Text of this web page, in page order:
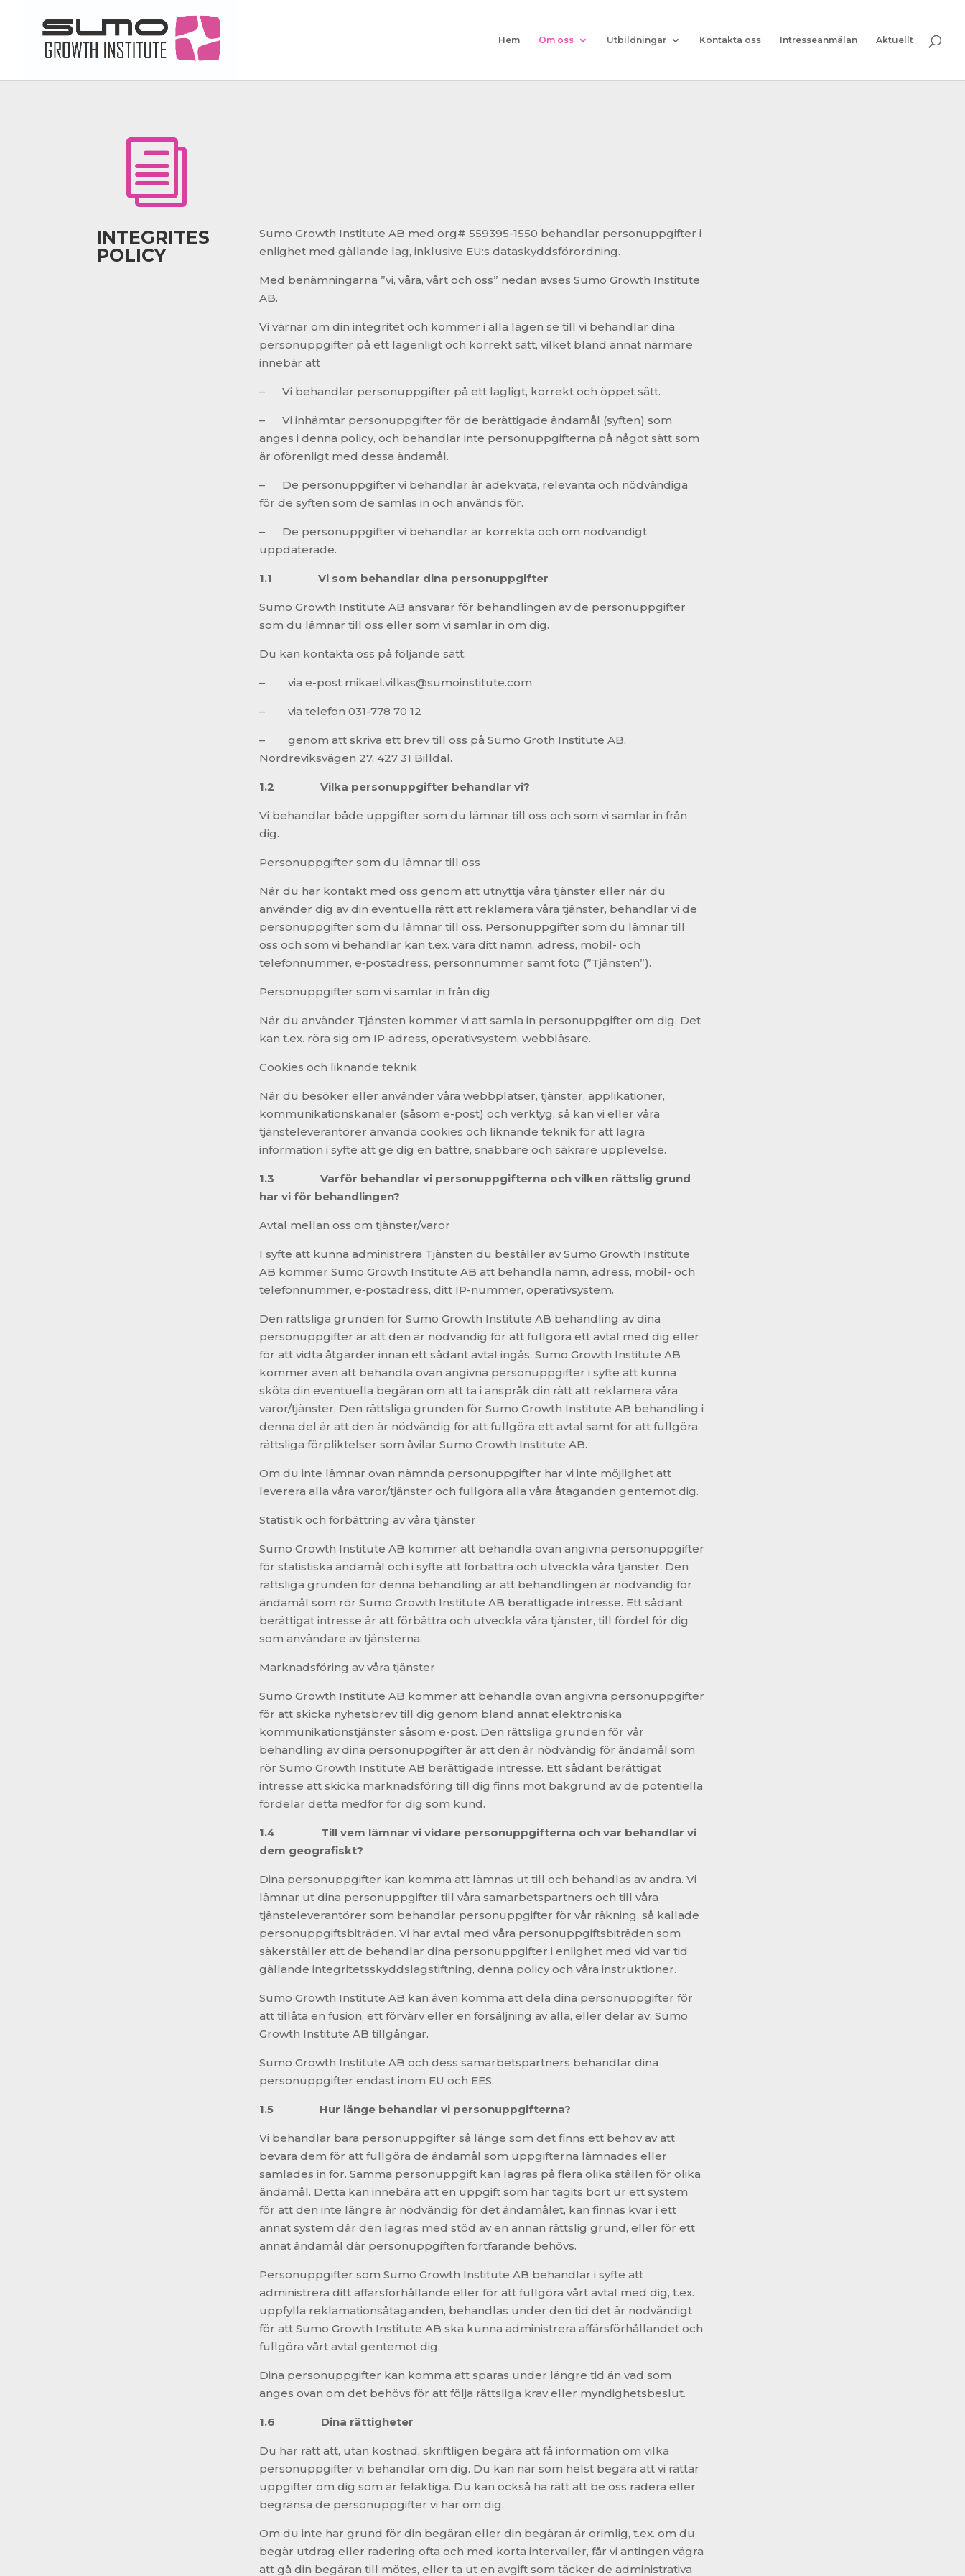
Hem Om oss Utbildningar Kontakta oss Intresseanmälan Aktuellt
i
INTEGRITES
POLICY
Sumo Growth Institute AB med org#559395-1550 behandlar personuppgifter i
enlighet med gällande lag, inklusive EU:s dataskyddsförordning.
Med benämningarna ”vi, våra, vårt och oss” nedan avses Sumo Growth Institute
AB.
Vi värnar om din integritet och kommer i alla lägen se till vi behandlar dina
personuppgifter på ett lagenligt och korrekt sätt, vilket bland annat närmare
innebär att
– Vi behandlar personuppgifter på ett lagligt, korrekt och öppet sätt.
– Vi inhämtar personuppgifter för de berättigade ändamål (syften) som
anges i denna policy, och behandlar inte personuppgifterna på något sätt som
är oförenligt med dessa ändamål.
– De personuppgifter vi behandlar är adekvata, relevanta och nödvändiga
för de syften som de samlas in och används för.
– De personuppgifter vi behandlar är korrekta och om nödvändigt
uppdaterade.
1.1 Vi som behandlar dina personuppgifter
Sumo Growth Institute AB ansvarar för behandlingen av de personuppgifter
som du lämnar till oss eller som vi samlar in om dig.
Du kan kontakta oss på följande sätt:
– via e-post mikael.vilkas@sumoinstitute.com
– via telefon 031-778 70 12
– genom att skriva ett brev till oss på Sumo Groth Institute AB,
Nordreviksvägen 27, 427 31 Billdal.
1.2 Vilka personuppgifter behandlar vi?
Vi behandlar både uppgifter som du lämnar till oss och som vi samlar in från
dig.
Personuppgifter som du lämnar till oss
När du har kontakt med oss genom att utnyttja våra tjänster eller när du
använder dig av din eventuella rätt att reklamera våra tjänster, behandlar vi de
personuppgifter som du lämnar till oss. Personuppgifter som du lämnar till
oss och som vi behandlar kan t.ex. vara ditt namn, adress, mobil- och
telefonnummer, e‑postadress, personnummer samt foto (”Tjänsten”).
Personuppgifter som vi samlar in från dig
När du använder Tjänsten kommer vi att samla in personuppgifter om dig. Det
kan t.ex. röra sig om IP‑adress, operativsystem, webbläsare.
Cookies och liknande teknik
När du besöker eller använder våra webbplatser, tjänster, applikationer,
kommunikationskanaler (såsom e-post) och verktyg, så kan vi eller våra
tjänsteleverantörer använda cookies och liknande teknik för att lagra
information i syfte att ge dig en bättre, snabbare och säkrare upplevelse.
1.3
Varför behandlar vi personuppgifterna och vilken rättslig grund
har vi för behandlingen?
Avtal mellan oss om tjänster/varor
I syfte att kunna administrera Tjänsten du beställer av Sumo Growth Institute
AB kommer Sumo Growth Institute AB att behandla namn, adress, mobil- och
telefonnummer, e‑postadress, ditt IP-nummer, operativsystem.
Den rättsliga grunden för Sumo Growth Institute AB behandling av dina
personuppgifter är att den är nödvändig för att fullgöra ett avtal med dig eller
för att vidta åtgärder innan ett sådant avtal ingås. Sumo Growth Institute AB
kommer även att behandla ovan angivna personuppgifter i syfte att kunna
sköta din eventuella begäran om att ta i anspråk din rätt att reklamera våra
varor/tjänster. Den rättsliga grunden för Sumo Growth Institute AB behandling i
denna del är att den är nödvändig för att fullgöra ett avtal samt för att fullgöra
rättsliga förpliktelser som åvilar Sumo Growth Institute AB.
Om du inte lämnar ovan nämnda personuppgifter har vi inte möjlighet att
leverera alla våra varor/tjänster och fullgöra alla våra åtaganden gentemot dig.
Statistik och förbättring av våra tjänster
Sumo Growth Institute AB kommer att behandla ovan angivna personuppgifter
för statistiska ändamål och i syfte att förbättra och utveckla våra tjänster. Den
rättsliga grunden för denna behandling är att behandlingen är nödvändig för
ändamål som rör Sumo Growth Institute AB berättigade intresse. Ett sådant
berättigat intresse är att förbättra och utveckla våra tjänster, till fördel för dig
som användare av tjänsterna.
Marknadsföring av våra tjänster
Sumo Growth Institute AB kommer att behandla ovan angivna personuppgifter
för att skicka nyhetsbrev till dig genom bland annat elektroniska
kommunikationstjänster såsom e-post. Den rättsliga grunden för vår
behandling av dina personuppgifter är att den är nödvändig för ändamål som
rör Sumo Growth Institute AB berättigade intresse. Ett sådant berättigat
intresse att skicka marknadsföring till dig finns mot bakgrund av de potentiella
fördelar detta medför för dig som kund.
1.4
Till vem lämnar vi vidare personuppgifterna och var behandlar vi
dem geografiskt?
Dina personuppgifter kan komma att lämnas ut till och behandlas av andra. Vi
lämnar ut dina personuppgifter till våra samarbetspartners och till våra
tjänsteleverantörer som behandlar personuppgifter för vår räkning, så kallade
personuppgiftsbiträden. Vi har avtal med våra personuppgiftsbiträden som
säkerställer att de behandlar dina personuppgifter i enlighet med vid var tid
gällande integritetsskyddslagstiftning, denna policy och våra instruktioner.
Sumo Growth Institute AB kan även komma att dela dina personuppgifter för
att tillåta en fusion, ett förvärv eller en försäljning av alla, eller delar av, Sumo
Growth Institute AB tillgångar.
Sumo Growth Institute AB och dess samarbetspartners behandlar dina
personuppgifter endast inom EU och EES.
1.5 Hur länge behandlar vi personuppgifterna?
Vi behandlar bara personuppgifter så länge som det finns ett behov av att
bevara dem för att fullgöra de ändamål som uppgifterna lämnades eller
samlades in för. Samma personuppgift kan lagras på flera olika ställen för olika
ändamål. Detta kan innebära att en uppgift som har tagits bort ur ett system
för att den inte längre är nödvändig för det ändamålet, kan finnas kvar i ett
annat system där den lagras med stöd av en annan rättslig grund, eller för ett
annat ändamål där personuppgiften fortfarande behövs.
Personuppgifter som Sumo Growth Institute AB behandlar i syfte att
administrera ditt affärsförhållande eller för att fullgöra vårt avtal med dig, t.ex.
uppfylla reklamationsåtaganden, behandlas under den tid det är nödvändigt
för att Sumo Growth Institute AB ska kunna administrera affärsförhållandet och
fullgöra vårt avtal gentemot dig.
Dina personuppgifter kan komma att sparas under längre tid än vad som
anges ovan om det behövs för att följa rättsliga krav eller myndighetsbeslut.
1.6 Dina rättigheter
Du har rätt att, utan kostnad, skriftligen begära att få information om vilka
personuppgifter vi behandlar om dig. Du kan när som helst begära att vi rättar
uppgifter om dig som är felaktiga. Du kan också ha rätt att be oss radera eller
begränsa de personuppgifter vi har om dig.
Om du inte har grund för din begäran eller din begäran är orimlig, t.ex. om du
begär utdrag eller radering ofta och med korta intervaller, får vi antingen vägra
att gå din begäran till mötes, eller ta ut en avgift som täcker de administrativa